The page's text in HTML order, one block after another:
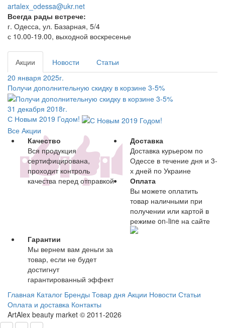
artalex_odessa@ukr.net
Всегда рады встрече:
г. Одесса, ул. Базарная, 5/4
с 10.00-19.00, выходной воскресенье
Акции Новости
Статьи
20 января 2025г.
Получи дополнительную скидку в корзине 3-5%
31 декабря 2018г.
С Новым 2019 Годом!
Все Акции
Качество
Вся продукция
сертифицирована,
проходит контроль
качества перед отправкой
Доставка
Доставка курьером по
Одессе в течение дня и 3-
х дней по Украине
Оплата
Вы можете оплатить
товар наличными при
получении или картой в
режиме on-line на сайте
Гарантии
Мы вернем вам деньги за
товар, если не будет
достигнут
гарантированный эффект
Главная Каталог Бренды Товар дня Акции Новости Статьи
Оплата и доставка Контакты
ArtAlex beauty market © 2011-2026